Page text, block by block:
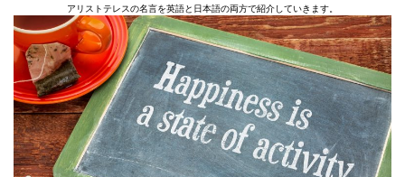
アリストテレスの名言を英語と日本語の両方で紹介していきます。